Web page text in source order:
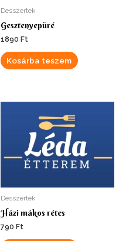
Desszertek
Gesztenyepüré
1890 Ft
Kosárba teszem
Desszertek
Házi mákos rétes
790 Ft